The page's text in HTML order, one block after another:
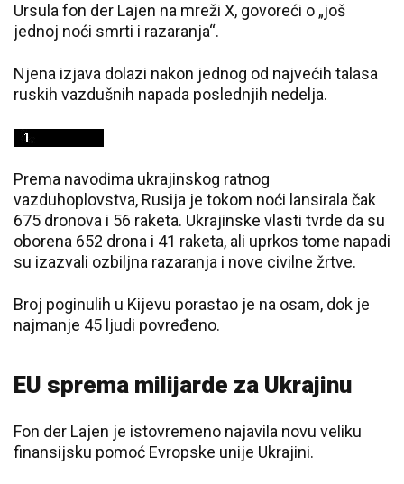
Ursula fon der Lajen na mreži X, govoreći o „još
jednoj noći smrti i razaranja“.
Njena izjava dolazi nakon jednog od najvećih talasa
ruskih vazdušnih napada poslednjih nedelja.
Prema navodima ukrajinskog ratnog
vazduhoplovstva, Rusija je tokom noći lansirala čak
675 dronova i 56 raketa. Ukrajinske vlasti tvrde da su
oborena 652 drona i 41 raketa, ali uprkos tome napadi
su izazvali ozbiljna razaranja i nove civilne žrtve.
Broj poginulih u Kijevu porastao je na osam, dok je
najmanje 45 ljudi povređeno.
EU sprema milijarde za Ukrajinu
Fon der Lajen je istovremeno najavila novu veliku
finansijsku pomoć Evropske unije Ukrajini.